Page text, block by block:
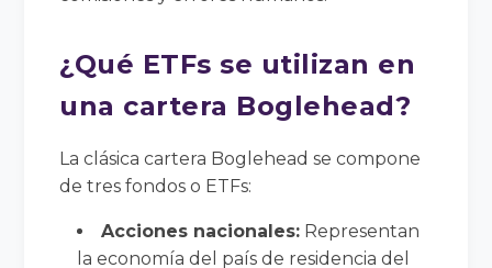
¿Qué ETFs se utilizan en
una cartera Boglehead?
La clásica cartera Boglehead se compone
de tres fondos o ETFs:
Acciones nacionales: Representan
la economía del país de residencia del